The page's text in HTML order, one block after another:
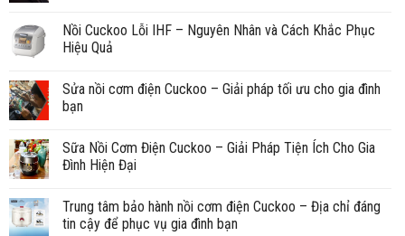
Nồi Cuckoo Lỗi IHF – Nguyên Nhân và Cách Khắc Phục
Hiệu Quả
Sửa nồi cơm điện Cuckoo – Giải pháp tối ưu cho gia đình
bạn
Sữa Nồi Cơm Điện Cuckoo – Giải Pháp Tiện Ích Cho Gia
Đình Hiện Đại
Trung tâm bảo hành nồi cơm điện Cuckoo – Địa chỉ đáng
tin cậy để phục vụ gia đình bạn